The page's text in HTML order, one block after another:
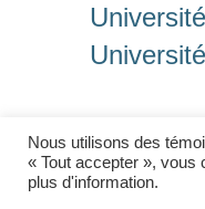
Nous utilisons des
« Tout accepter », vous
plus d'information.